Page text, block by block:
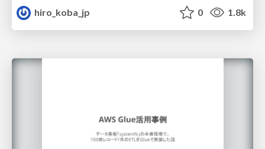
hiro_koba_jp
0 1.8k